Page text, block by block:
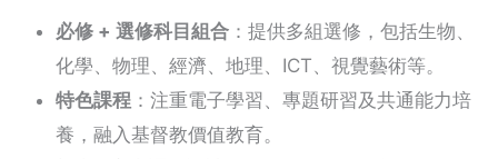
必修 + 選修科目組合 ：提供多組選修，包括生物、
化學、物理、經濟、地理、ICT、視覺藝術等。
特色課程 ：注重電子學習、專題研習及共通能力培
養，融入基督教價值教育。